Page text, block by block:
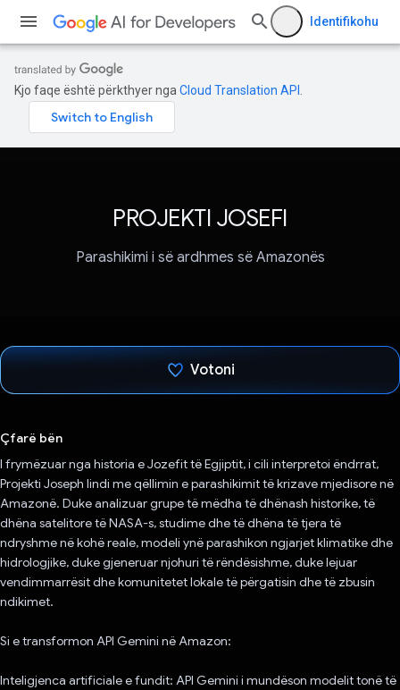
Identifikohu
Kjo faqe është përkthyer nga Cloud Translation API
PROJEKTI JOSEFI
Parashikimi i së ardhmes së Amazonës
Votoni
Çfarë bën
I frymëzuar nga historia e Jozefit të Egjiptit, i cili interpretoi ëndrrat,
Projekti Joseph lindi me qëllimin e parashikimit të krizave mjedisore në
Amazonë. Duke analizuar grupe të mëdha të dhënash historike, të
dhëna satelitore të NASA-s, studime dhe të dhëna të tjera të
ndryshme në kohë reale, modeli ynë parashikon ngjarjet klimatike dhe
hidrologjike, duke gjeneruar njohuri të rëndësishme, duke lejuar
vendimmarrësit dhe komunitetet lokale të përgatisin dhe të zbusin
ndikimet.
Si e transformon API Gemini në Amazon:
Inteligjenca artificiale e fundit: API Gemini i mundëson modelit tonë të